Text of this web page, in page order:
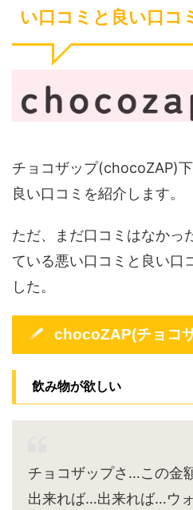
い口コミと良い口コ
チョコザップ(chocoZAP)
良い口コミを紹介します。
ただ、まだ口コミはなかっ
ている悪い口コミと良い口
した。
chocoZAP(チョコ
飲み物が欲しい
チョコザップさ…この金
出来れば…出来れば…ウ